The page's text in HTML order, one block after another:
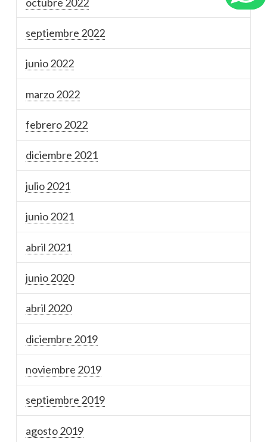
septiembre 2022
junio 2022
marzo 2022
febrero 2022
diciembre 2021
julio 2021
junio 2021
abril 2021
junio 2020
abril 2020
diciembre 2019
noviembre 2019
septiembre 2019
agosto 2019